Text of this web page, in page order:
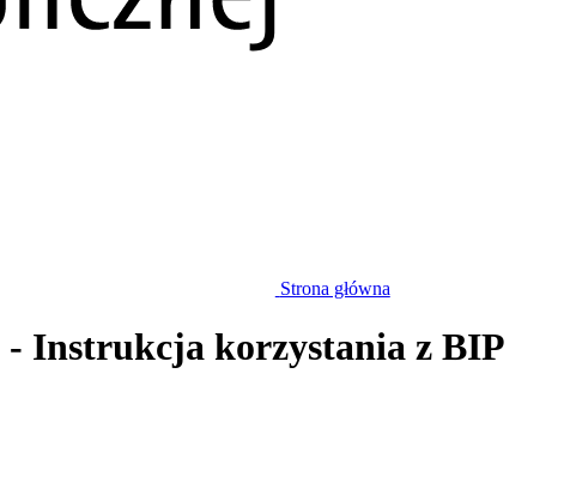
Strona główna
- Instrukcja korzystania z BIP